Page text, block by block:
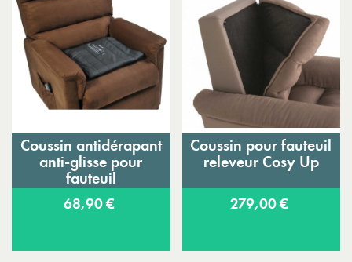
Coussin antidérapant
anti-glisse pour
fauteuil
68,90 €
Coussin pour fauteuil
releveur Cosy Up
279,00 €